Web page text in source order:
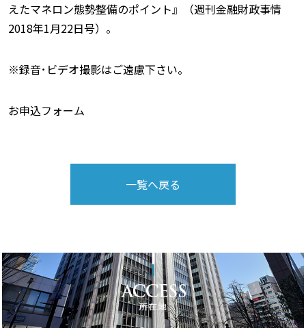
えたマネロン態勢整備のポイント』（週刊金融財政事情
2018年1月22日号）。
※録音･ビデオ撮影はご遠慮下さい。
お申込フォーム
一覧へ戻る